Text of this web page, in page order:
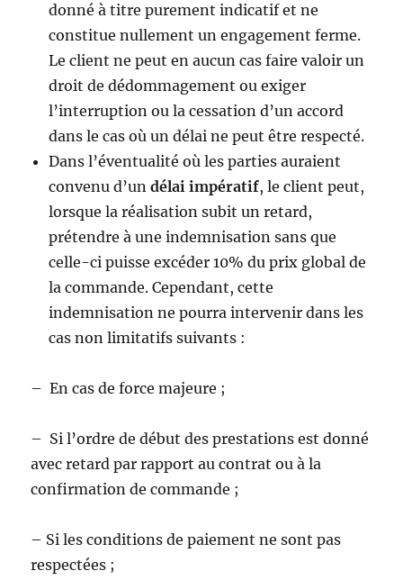
donné à titre purement indicatif et ne
constitue nullement un engagement ferme.
Le client ne peut en aucun cas faire valoir un
droit de dédommagement ou exiger
l’interruption ou la cessation d’un accord
dans le cas où un délai ne peut être respecté.
Dans l’éventualité où les parties auraient
convenu d’undélai impératif, le client peut,
lorsque la réalisation subit un retard,
prétendre à une indemnisation sans que
celle-ci puisse excéder 10% du prix global de
la commande. Cependant, cette
indemnisation ne pourra intervenir dans les
cas non limitatifs suivants :
– En cas de force majeure ;
– Si l’ordre de début des prestations est donné
avec retard par rapport au contrat ou à la
confirmation de commande ;
– Si les conditions de paiement ne sont pas
respectées ;